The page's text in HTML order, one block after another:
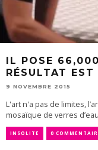
IL POSE 66,000
RÉSULTAT
9 NOVEMBRE 2015
L'art n'a pas de limites,
mosaïque de verres
INSOLITE 0